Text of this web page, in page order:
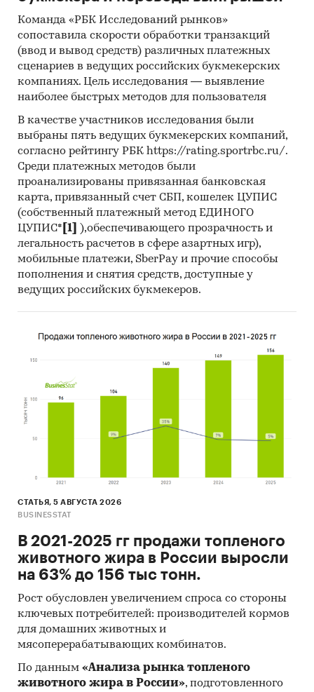
Команда «РБК Исследований рынков»
сопоставила скорости обработки транзакций
(ввод и вывод средств) различных платежных
сценариев в ведущих российских букмекерских
компаниях. Цель исследования — выявление
наиболее быстрых методов для пользователя
В качестве участников исследования были
выбраны пять ведущих букмекерских компаний,
согласно рейтингу РБК https://rating.sportrbc.ru/.
Среди платежных методов были
проанализированы привязанная банковская
карта, привязанный счет СБП, кошелек ЦУПИС
(собственный платежный метод ЕДИНОГО
ЦУПИС* [1]
),обеспечивающего прозрачность и
легальность расчетов в сфере азартных игр),
мобильные платежи, SberPay и прочие способы
пополнения и снятия средств, доступные у
ведущих российских букмекеров.
СТАТЬЯ, 5 АВГУСТА 2026
BUSINESSTAT
В 2021-2025 гг продажи топленого
животного жира в России выросли
на 63% до 156 тыс тонн.
Рост обусловлен увеличением спроса со стороны
ключевых потребителей: производителей кормов
для домашних животных и
мясоперерабатывающих комбинатов.
По данным «Анализа рынка топленого
животного жира в России», подготовленного